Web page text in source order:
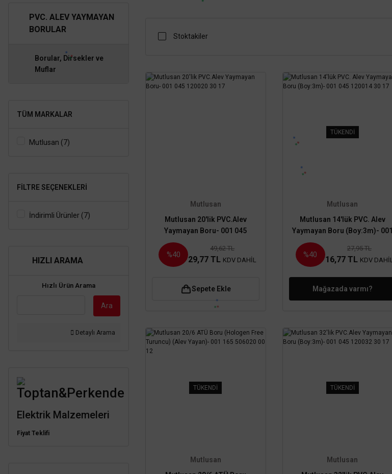
PVC. ALEV YAYMAYAN
BORULAR
Borular, Dirsekler ve
Muflar
TÜM MARKALAR
Mutlusan (7)
FILTRE SEÇENEKLERI
İndirimli Ürünler (7)
HIZLI ARAMA
Hızlı Ürün Arama
Ara
Detaylı Arama
Toptan&Perkende
Elektrik Malzemeleri
Fiyat Teklifi
Stoktakiler
Mutlusan
Mutlusan 20'lik PVC.Alev
Yaymayan Boru- 001 045
%40
49,62 TL
29,77 TL KDV DAHİL
Sepete Ekle
TÜKENDİ
Mutlusan
Mutlusan 14'lük PVC. Alev
Yaymayan Boru (Boy:3m)- 001
045 120014 30 17
%40
27,95 TL
16,77 TL KDV DAHİL
Mağazada varmı?
TÜKENDİ
Mutlusan
TÜKENDİ
Mutlusan